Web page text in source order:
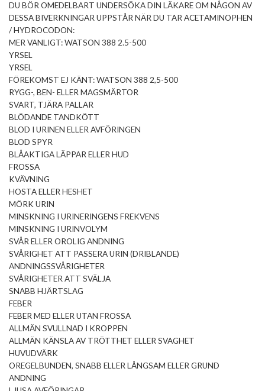
DU BÖR OMEDELBART UNDERSÖKA DIN LÄKARE OM NÅGON AV
DESSA BIVERKNINGAR UPPSTÅR NÄR DU TAR ACETAMINOPHEN
/ HYDROCODON:
MER VANLIGT: ​​WATSON 388 2.5-500
YRSEL
YRSEL
FÖREKOMST EJ KÄNT: WATSON 388 2,5-500
RYGG-, BEN- ELLER MAGSMÄRTOR
SVART, TJÄRA PALLAR
BLÖDANDE TANDKÖTT
BLOD I URINEN ELLER AVFÖRINGEN
BLOD SPYR
BLÅAKTIGA LÄPPAR ELLER HUD
FROSSA
KVÄVNING
HOSTA ELLER HESHET
MÖRK URIN
MINSKNING I URINERINGENS FREKVENS
MINSKNING I URINVOLYM
SVÅR ELLER OROLIG ANDNING
SVÅRIGHET ATT PASSERA URIN (DRIBLANDE)
ANDNINGSSVÅRIGHETER
SVÅRIGHETER ATT SVÄLJA
SNABB HJÄRTSLAG
FEBER
FEBER MED ELLER UTAN FROSSA
ALLMÄN SVULLNAD I KROPPEN
ALLMÄN KÄNSLA AV TRÖTTHET ELLER SVAGHET
HUVUDVÄRK
OREGELBUNDEN, SNABB ELLER LÅNGSAM ELLER GRUND
ANDNING